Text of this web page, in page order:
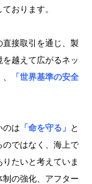
おります。
接取引を通じ、製
越えて広がるネッ
「世界基準の安全
のは 「命を守る」 と
ではなく、海上で
たいと考えていま
の強化、アフター